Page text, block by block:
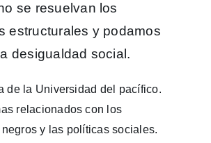
se resuelvan los
estructurales y podamos
desigualdad social.
de la Universidad del pacífico.
relacionados con los
y las políticas sociales.